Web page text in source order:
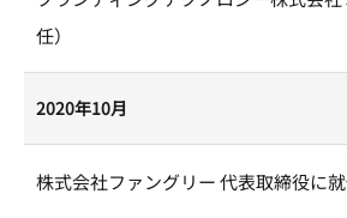
任）
2020年10月
株式会社ファングリー 代表取締役に就